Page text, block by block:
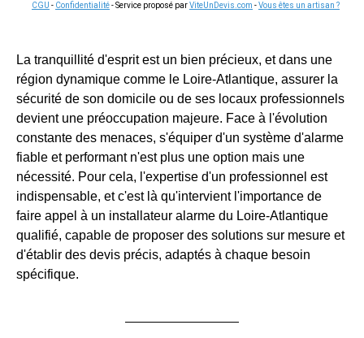
CGU - Confidentialité- Service proposé parViteUnDevis.com -Vous êtes un artisan ?
La tranquillité d'esprit est un bien précieux, et dans une
région dynamique comme le Loire-Atlantique, assurer la
sécurité de son domicile ou de ses locaux professionnels
devient une préoccupation majeure. Face à l'évolution
constante des menaces, s'équiper d'un système d'alarme
fiable et performant n'est plus une option mais une
nécessité. Pour cela, l'expertise d'un professionnel est
indispensable, et c'est là qu'intervient l'importance de
faire appel à un installateur alarme du Loire-Atlantique
qualifié, capable de proposer des solutions sur mesure et
d'établir des devis précis, adaptés à chaque besoin
spécifique.